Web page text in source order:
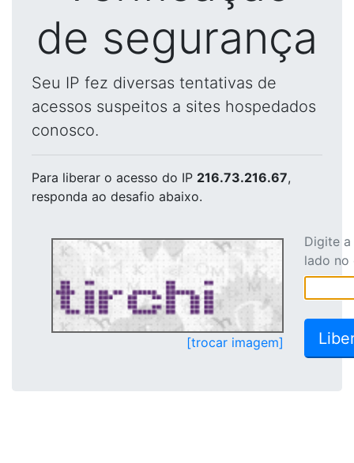
de segurança
Seu IP fez diversas tentativas de
acessos suspeitos a sites hospedados
conosco.
Para liberar o acesso do IP 216.73.216.67,
responda ao desafio abaixo.
[trocar imagem]
Digite
lado no